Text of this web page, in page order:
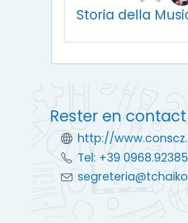
Storia della
Rester en contact
http://
Tel: +39